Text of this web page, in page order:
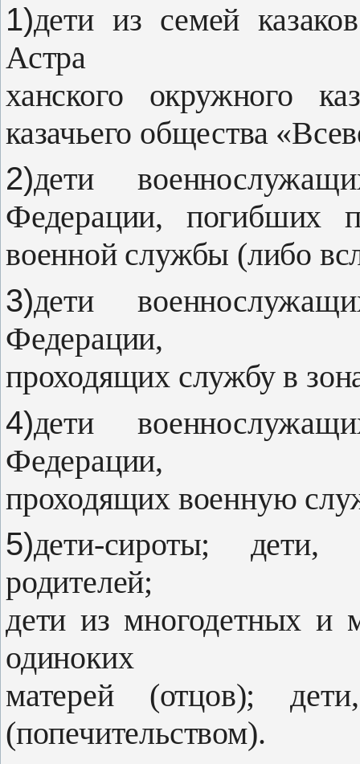
1)дети из семей
Астра­
ханского окружного
казачьего об­щества
2)дети
Федерации, по­гибших
военной службы (либо
3)дети
Федерации,
проходящих службу в
4)дети
Федерации,
проходящих военную
5)дети-сироты; дети,
родителей;
дети из многодетных и
одиноких
матерей (отцов);
(попечительством).